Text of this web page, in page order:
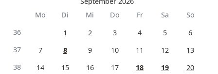
Mo
Di Mi Do Fr Sa
So
36
1 2 3 4 5
6
37
7 8 9 10 11 12
13
38
14 15 16 17 18 19
20